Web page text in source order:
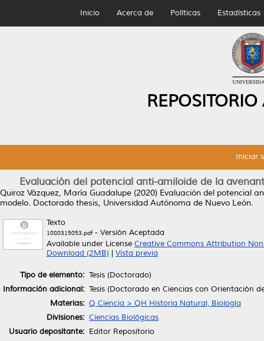
Inicio Acerca de Políticas Estadísticas
Iniciar
Evaluación del potencial anti-amiloide de la
Quiroz Vázquez, María Guadalupe (2020) Evaluación del potencial
modelo. Doctorado thesis, Universidad Autónoma de Nuevo León.
Texto
1080315053.pdf- Versión Aceptada
Available under License Creative Commons Attribution
Download (2MB)
Vista previa
Tipo de elemento: Tesis (Doctorado)
Información adicional: Tesis (Doctorado en Ciencias con Orientación
Materias: Q Ciencia > QH Historia Natural, Biología
Divisiones: Ciencias Biológicas
Usuario depositante: Editor Repositorio